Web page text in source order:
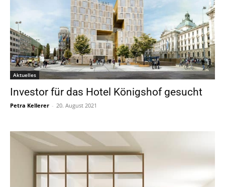
Aktuelles
Investor für das Hotel Königshof gesucht
Petra Kellerer - 20. August 2021